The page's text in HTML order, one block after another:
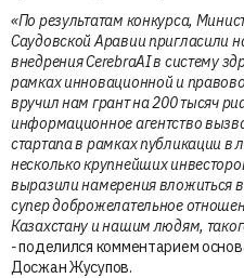
«По результатам конкурса,
Саудовской Аравии пригласили
внедренияCerebraAIв систему
рамках инновационной и
вручил нам грант на 200 тысяч
информационное агентство
стартапа в рамках публикации
несколько крупнейших
выразили намерения вложиться
супер доброжелательное
Казахстану и нашим людям,
-поделился комментарием
Досжан Жусупов.